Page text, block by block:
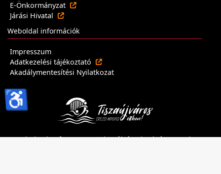
E-Önkormányzat
Járási Hivatal
Weboldal információk
Impresszum
Adatkezelési tájékoztató
Akadálymentesítési Nyilatkozat
Minden jog fenntartva - Tiszaújvárosi Polgármesteri